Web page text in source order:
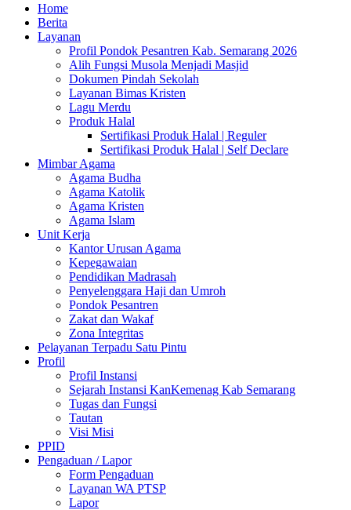
Home
Berita
Layanan
Profil Pondok Pesantren Kab. Semarang 2026
Alih Fungsi Musola Menjadi Masjid
Dokumen Pindah Sekolah
Layanan Bimas Kristen
Lagu Merdu
Produk Halal
Sertifikasi Produk Halal | Reguler
Sertifikasi Produk Halal | Self Declare
Mimbar Agama
Agama Budha
Agama Katolik
Agama Kristen
Agama Islam
Unit Kerja
Kantor Urusan Agama
Kepegawaian
Pendidikan Madrasah
Penyelenggara Haji dan Umroh
Pondok Pesantren
Zakat dan Wakaf
Zona Integritas
Pelayanan Terpadu Satu Pintu
Profil
Profil Instansi
Sejarah Instansi KanKemenag Kab Semarang
Tugas dan Fungsi
Tautan
Visi Misi
PPID
Pengaduan / Lapor
Form Pengaduan
Layanan WA PTSP
Lapor